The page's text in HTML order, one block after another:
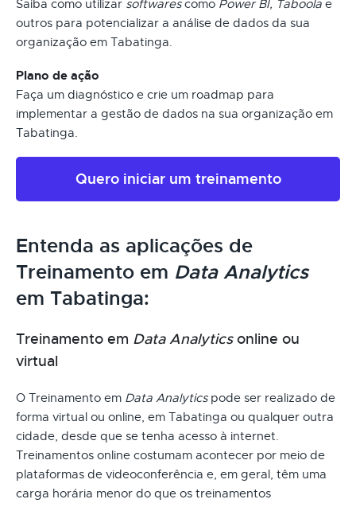
Saiba como utilizar softwarescomo Power BI, Taboola e
outros para potencializar a análise de dados da sua
organização em Tabatinga.
Plano de ação
Faça um diagnóstico e crie um roadmap para
implementar a gestão de dados na sua organização em
Tabatinga.
Quero iniciar um treinamento
Entenda as aplicações de
Treinamento em Data Analytics
em Tabatinga:
Treinamento em Data Analyticsonline ou
virtual
O Treinamento em Data Analyticspode ser realizado de
forma virtual ou online, em Tabatinga ou qualquer outra
cidade, desde que se tenha acesso à internet.
Treinamentos online costumam acontecer por meio de
plataformas de videoconferência e, em geral, têm uma
carga horária menor do que os treinamentos